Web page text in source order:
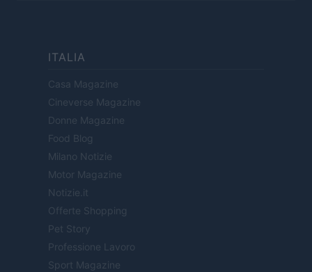
ITALIA
Casa Magazine
Cineverse Magazine
Donne Magazine
Food Blog
Milano Notizie
Motor Magazine
Notizie.it
Offerte Shopping
Pet Story
Professione Lavoro
Sport Magazine